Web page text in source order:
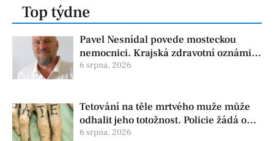
Top týdne
Pavel Nesnídal povede mosteckou
nemocnici. Krajská zdravotní oznámila
změnu ve vedení
6 srpna, 2026
Tetování na těle mrtvého muže může
odhalit jeho totožnost. Policie žádá o
pomoc
6 srpna, 2026